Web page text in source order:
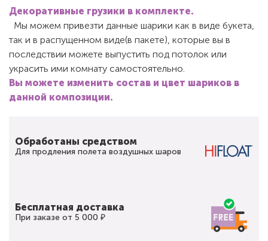
Декоративные грузики в комплекте.
Мы можем привезти данные шарики как в виде букета,
так и в распущенном виде(в пакете), которые вы в
последствии можете выпустить под потолок или
украсить ими комнату самостоятельно.
Вы можете изменить состав и цвет шариков в
данной композиции.
Обработаны средством
Для продления полета воздушных шаров
Бесплатная доставка
При заказе от 5 000 ₽